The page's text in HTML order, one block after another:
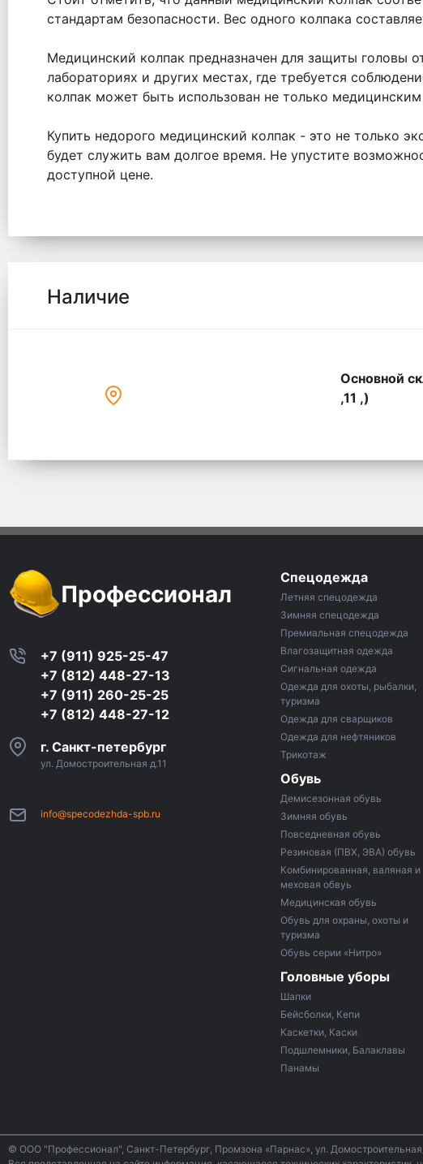
стандартам безопасности. Вес одного колпака
Медицинский колпак предназначен для защиты головы
лабораториях и других местах, где требуется
колпак может быть использован не только
Купить недорого медицинский колпак - это не только
будет служить вам долгое время. Не упустите
доступной цене.
Наличие
Основной
,11 ,)
Профессионал
+7 (911) 925-25-47
+7 (812) 448-27-13
+7 (911) 260-25-25
+7 (812) 448-27-12
г. Санкт-петербург
ул. Домостроительная д.11
info@specodezhda-spb.ru
Спецодежда
Летняя спецодежда
Зимняя спецодежда
Премиальная спецодежда
Влагозащитная одежда
Сигнальная одежда
Одежда для охоты, рыбалки,
туризма
Одежда для сварщиков
Одежда для нефтяников
Трикотаж
Обувь
Демисезонная обувь
Зимняя обувь
Повседневная обувь
Резиновая (ПВХ, ЭВА) обувь
Комбинированная, валяная и
меховая обвуь
Медицинская обувь
Обувь для охраны, охоты и
туризма
Обувь серии «Нитро»
Головные уборы
Шапки
Бейсболки, Кепи
Каскетки, Каски
Подшлемники, Балаклавы
Панамы
© ООО "Профессионал", Санкт-Петербург, Промзона «Парнас», ул.